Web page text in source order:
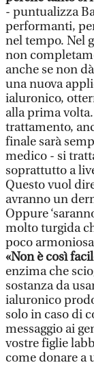
- puntualizza
performanti,
nel tempo. Nel
non
anche se non
una nuova
ialuronico,
alla prima
trattamento,
finale sarà
medico - si
soprattutto a
Questo vuol
avranno un
Oppure
molto turgida
poco
«Non è così
enzima che
sostanza da
ialuronico
solo in caso di
messaggio ai
vostre figlie
come donare a